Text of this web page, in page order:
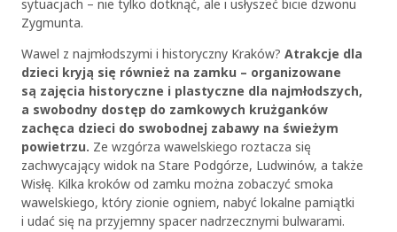
sytuacjach – nie tylko dotknąć, ale i usłyszeć bicie dzwonu
Zygmunta.
Wawel z najmłodszymi i historyczny Kraków? Atrakcje dla
dzieci kryją się również na zamku – organizowane
są zajęcia historyczne i plastyczne dla najmłodszych,
a swobodny dostęp do zamkowych krużganków
zachęca dzieci do swobodnej zabawy na świeżym
powietrzu. Ze wzgórza wawelskiego roztacza się
zachwycający widok na Stare Podgórze, Ludwinów, a także
Wisłę. Kilka kroków od zamku można zobaczyć smoka
wawelskiego, który zionie ogniem, nabyć lokalne pamiątki
i udać się na przyjemny spacer nadrzecznymi bulwarami.